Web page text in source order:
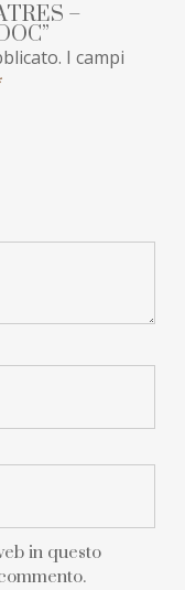
–
I campi
in questo